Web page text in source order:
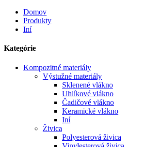
Domov
Produkty
Iní
Kategórie
Kompozitné materiály
Výstužné materiály
Sklenené vlákno
Uhlíkové vlákno
Čadičové vlákno
Keramické vlákno
Iní
Živica
Polyesterová živica